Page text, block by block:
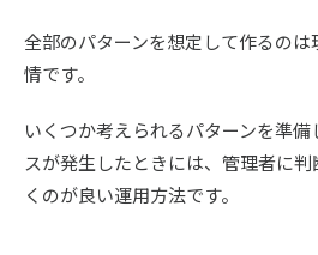
全部のパターンを想定して作るの
情です。
いくつか考えられるパターンを準
スが発生したときには、管理者に
くのが良い運用方法です。